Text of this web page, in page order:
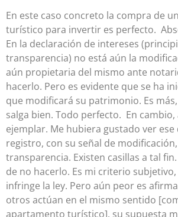
En este caso concreto la compra de
turístico para invertir es perfecto.
En la declaración de intereses
transparencia) no está aún la
aún propietaria del mismo ante
hacerlo. Pero es evidente que se ha
que modificará su patrimonio. Es
salga bien. Todo perfecto. En cambio,
ejemplar. Me hubiera gustado ver ese
registro, con su señal de
transparencia. Existen casillas a tal
de no hacerlo. Es mi criterio
infringe la ley. Pero aún peor es
otros actúan en el mismo sentido
apartamento turístico], su supuesta